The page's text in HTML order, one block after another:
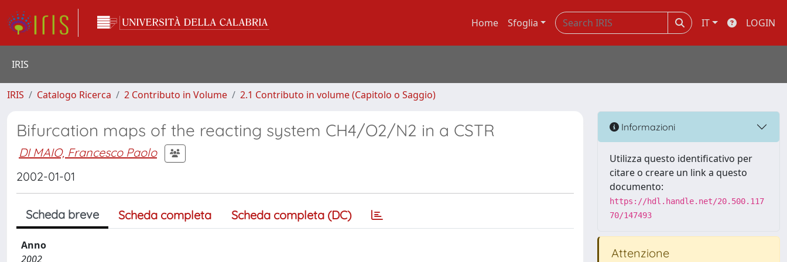
Home Sfoglia IT LOGIN
IRIS
IRIS Catalogo Ricerca 2 Contributo in Volume 2.1 Contributo in volume (Capitolo o Saggio)
Bifurcation maps of the reacting system CH4/O2/N2 in a CSTR
DI MAIO, Francesco Paolo
2002-01-01
Scheda breve Scheda completa Scheda completa (DC)
Anno
2002
Informazioni
Utilizza questo identificativo per
citare o creare un link a questo
documento:
https://hdl.handle.net/20.500.117
70/147493
Attenzione